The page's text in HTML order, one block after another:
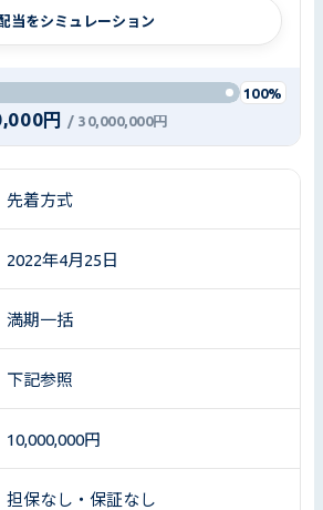
当をシミュレーション
100%
円 /30,000,000円
先着方式
2022年4月25日
満期一括
下記参照
10,000,000円
担保なし・保証なし